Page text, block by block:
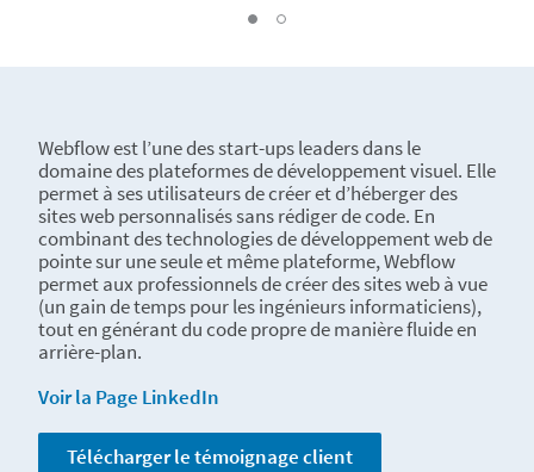
quote-04
Webflow est l’une des start-ups leaders dans le
domaine des plateformes de développement visuel. Elle
permet à ses utilisateurs de créer et d’héberger des
sites web personnalisés sans rédiger de code. En
combinant des technologies de développement web de
pointe sur une seule et même plateforme, Webflow
permet aux professionnels de créer des sites web à vue
(un gain de temps pour les ingénieurs informaticiens),
tout en générant du code propre de manière fluide en
arrière-plan.
Voir la Page LinkedIn
Télécharger le témoignage client